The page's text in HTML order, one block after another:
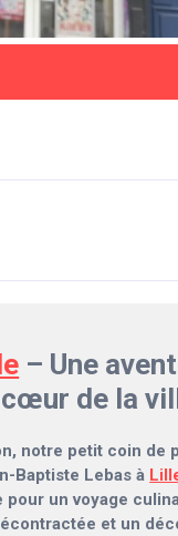
– Une
de la
notre petit coin de
Baptiste Lebas à
pour un voyage
et un